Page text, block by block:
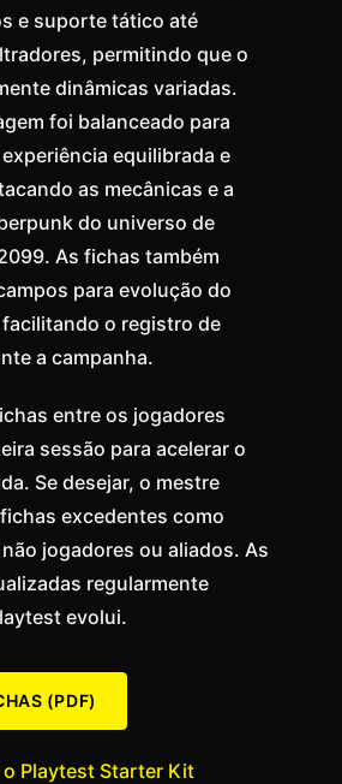
e suporte tático até
permitindo que o
dinâmicas variadas.
foi balanceado para
equilibrada e
as mecânicas e a
do universo de
As fichas também
para evolução do
o registro de
a campanha.
entre os jogadores
sessão para acelerar o
Se desejar, o mestre
excedentes como
jogadores ou aliados. As
regularmente
evolui.
(PDF)
Playtest Starter Kit